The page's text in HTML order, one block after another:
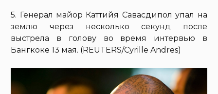
5. Генерал майор Каттийя Савасдипол упал на
землю через несколько секунд после
выстрела в голову во время интервью в
Бангкоке 13 мая. (REUTERS/Cyrille Andres)